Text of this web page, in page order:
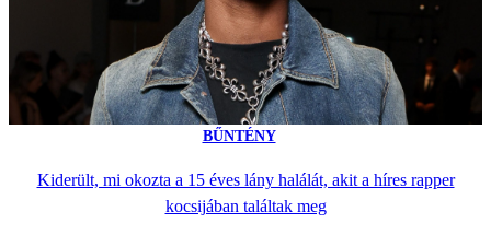
BŰNTÉNY
Kiderült, mi okozta a 15 éves lány halálát, akit a híres rapper
kocsijában találtak meg